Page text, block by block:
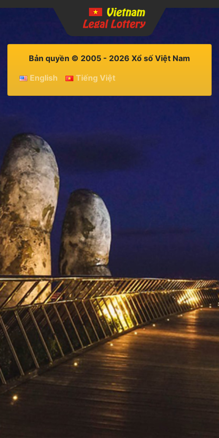
Bản quyền © 2005 - 2026 Xổ số Việt Nam
English
Tiếng Việt